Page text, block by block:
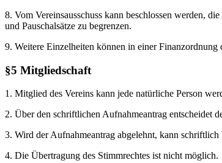
8. Vom Vereinsausschuss kann beschlossen werden,
und Pauschalsätze zu begrenzen.
9. Weitere Einzelheiten können in einer Finanzordnung
§5 Mitgliedschaft
1. Mitglied des Vereins kann jede natürliche Person
2. Über den schriftlichen Aufnahmeantrag entscheidet
3. Wird der Aufnahmeantrag abgelehnt, kann
4. Die Übertragung des Stimmrechtes ist nicht möglich.